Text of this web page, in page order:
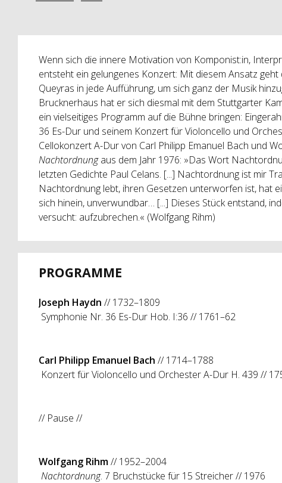
Wenn sich die innere Motivation von Komponist:in,
entsteht ein gelungenes Konzert: Mit diesem Ansatz geht
Queyras in jede Aufführung, um sich ganz der Musik
Brucknerhaus hat er sich diesmal mit dem Stuttgarter
ein vielseitiges Programm auf die Bühne bringen:
36 Es-Dur und seinem Konzert für Violoncello und
Cellokonzert A-Dur von Carl Philipp Emanuel Bach und
Nachtordnungaus dem Jahr 1976: »Das Wort
letzten Gedichte Paul Celans. [...] Nachtordnung ist mir
Nachtordnung lebt, ihren Gesetzen unterworfen ist, hat
sich hinein, unverwundbar… [...] Dieses Stück entstand,
versucht: aufzubrechen.« (Wolfgang Rihm)
PROGRAMME
Joseph Haydn // 1732–1809
Symphonie Nr. 36 Es-Dur Hob. I:36 // 1761–62
Carl Philipp Emanuel Bach // 1714–1788
Konzert für Violoncello und Orchester A-Dur H. 439 //
// Pause //
Wolfgang Rihm// 1952–2004
Nachtordnung. 7 Bruchstücke für 15 Streicher // 1976